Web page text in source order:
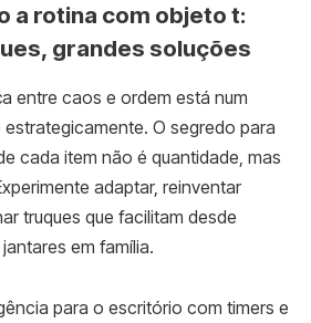
a rotina com objeto t:
grandes soluções
entre caos e ordem está num
O segredo para
cada item não é quantidade, mas
adaptar, reinventar
truques que facilitam desde
em família.
para o escritório com timers e